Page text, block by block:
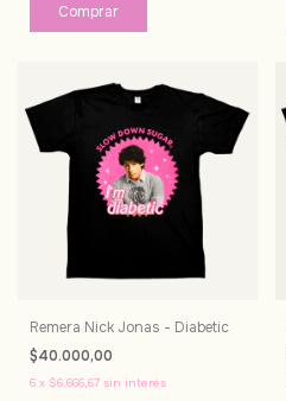
Comprar
Remera Nick Jonas - Diabetic
$40.000,00
6 x $6.666,67 sin interés